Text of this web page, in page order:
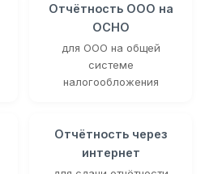
Отчётность ООО на
ОСНО
для ООО на общей
системе
налогообложения
Отчётность через
интернет